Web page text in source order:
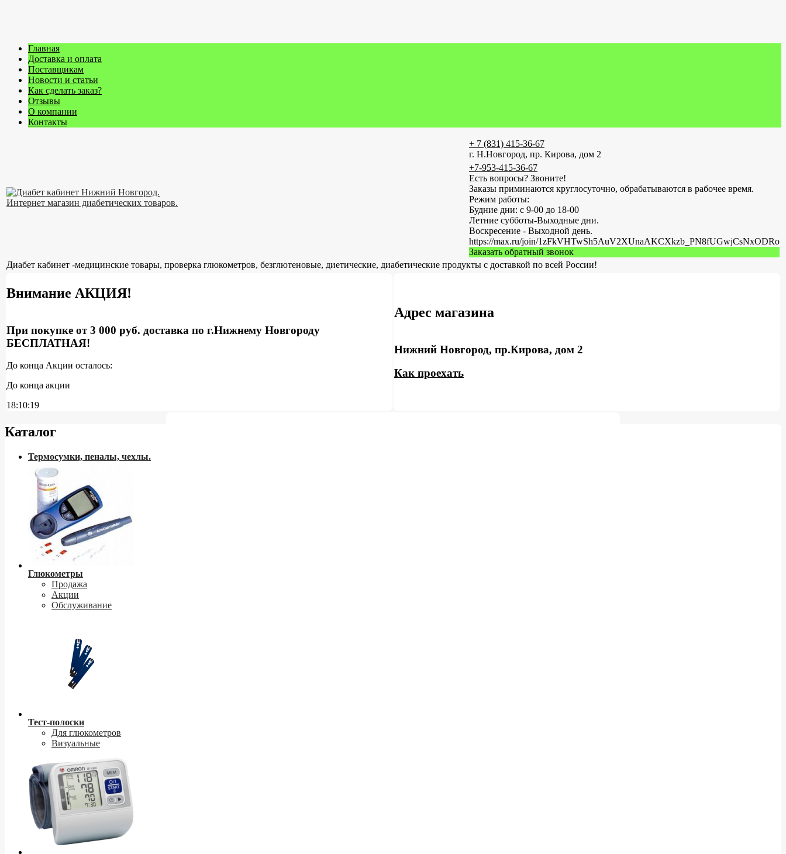
Главная
Доставка и оплата
Поставщикам
Новости и статьи
Как сделать заказ?
Отзывы
О компании
Контакты
+ 7 (831) 415-36-67
г. Н.Новгород, пр. Кирова, дом 2
+7-953-415-36-67
Есть вопросы? Звоните!
Заказы приминаются круглосуточно, обрабатываются в рабочее время.
Режим работы:
Будние дни: с 9-00 до 18-00
Летние субботы-Выходные дни.
Воскресение - Выходной день.
https://max.ru/join/1zFkVHTwSh5AuV2XUnaAKCXkzb_PN8fUGwjCsNxODRo
Заказать обратный звонок
Диабет кабинет -медицинские товары, проверка глюкометров, безглютеновые, диетические, диабетические продукты с доставкой по всей России!
Внимание АКЦИЯ!
При покупке от 3 000 руб. доставка по г.Нижнему Новгороду
БЕСПЛАТНАЯ!
До конца Акции осталось:
До конца акции
18:10:18
Адрес магазина
Нижний Новгород, пр.Кирова, дом 2
Как проехать
Каталог
Термосумки, пеналы, чехлы.
Глюкометры
Продажа
Акции
Обслуживание
Тест-полоски
Для глюкометров
Визуальные